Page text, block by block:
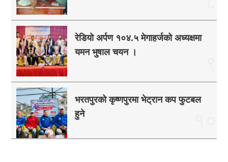
रेडियो अर्पण १०४.५ मेगाहर्जको अध्यक्षमा
यमन भुषाल चयन ।
भरतपुरको कृष्णपुरमा भेट्रान कप फुटबल
हुने